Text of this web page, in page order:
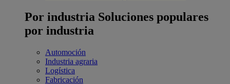
Por industria Soluciones populares
por industria
Automoción
Industria agraria
Logística
Fabricación